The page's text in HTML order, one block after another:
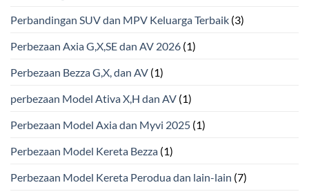
Perbandingan SUV dan MPV Keluarga Terbaik (3)
Perbezaan Axia G,X,SE dan AV 2026 (1)
Perbezaan Bezza G,X, dan AV (1)
perbezaan Model Ativa X,H dan AV (1)
Perbezaan Model Axia dan Myvi 2025 (1)
Perbezaan Model Kereta Bezza (1)
Perbezaan Model Kereta Perodua dan lain-lain (7)